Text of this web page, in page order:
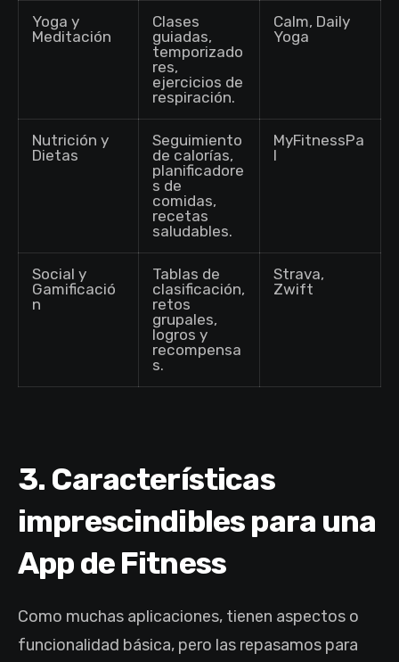
Yoga y
Meditación
Clases
guiadas,
temporizado
res,
ejercicios de
respiración.
Calm, Daily
Yoga
Nutrición y
Dietas
Seguimiento
de calorías,
planificadore
s de
comidas,
recetas
saludables.
MyFitnessPa
l
Social y
Gamificació
n
Tablas de
clasificación,
retos
grupales,
logros y
recompensa
s.
Strava,
Zwift
3. Características
imprescindibles para una
App de Fitness
Como muchas aplicaciones, tienen aspectos o
funcionalidad básica, pero las repasamos para